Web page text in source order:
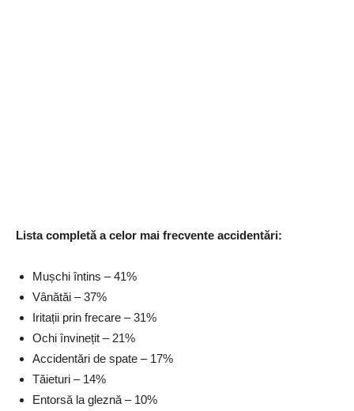
Lista completă a celor mai frecvente accidentări:
Mușchi întins – 41%
Vânătăi – 37%
Iritații prin frecare – 31%
Ochi învinețit – 21%
Accidentări de spate – 17%
Tăieturi – 14%
Entorsă la gleznă – 10%